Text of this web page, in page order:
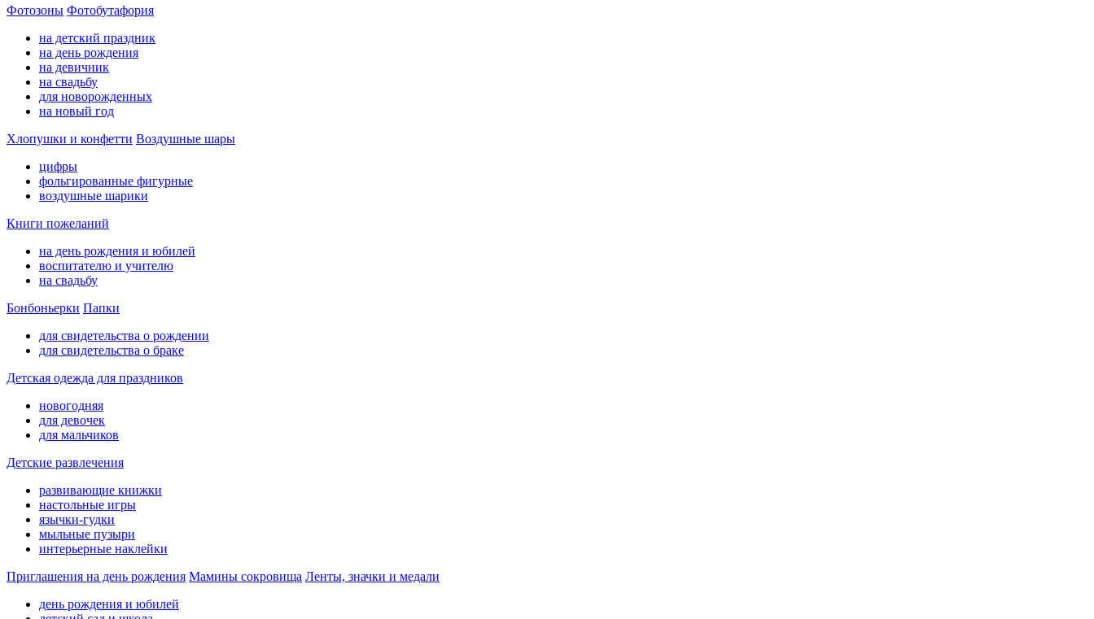
Фотозоны Фотобутафория
на детский праздник
на день рождения
на девичник
на свадьбу
для новорожденных
на новый год
Хлопушки и конфетти Воздушные шары
цифры
фольгированные фигурные
воздушные шарики
Книги пожеланий
на день рождения и юбилей
воспитателю и учителю
на свадьбу
Бонбоньерки Папки
для свидетельства о рождении
для свидетельства о браке
Детская одежда для праздников
новогодняя
для девочек
для мальчиков
Детские развлечения
развивающие книжки
настольные игры
язычки-гудки
мыльные пузыри
интерьерные наклейки
Приглашения на день рождения Мамины сокровища Ленты, значки и медали
день рождения и юбилей